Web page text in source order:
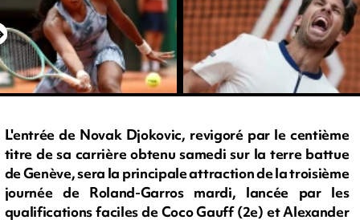
L'entrée de Novak Djokovic, revigoré par le centième
titre de sa carrière obtenu samedi sur la terre battue
de Genève, sera la principale attraction de la troisième
journée de Roland-Garros mardi, lancée par les
qualifications faciles de Coco Gauff (2e) et Alexander